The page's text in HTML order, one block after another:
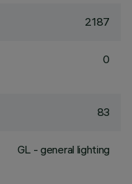
2187
0
83
GL - general lighting